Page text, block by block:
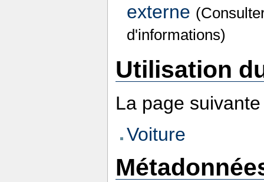
externe
d'informations)
Utilisation
La page
Voiture